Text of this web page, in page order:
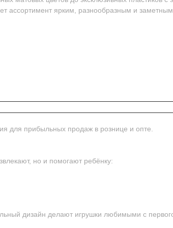
ассортимент ярким, разнообразным и заметным
для прибыльных продаж в рознице и опте.
но и помогают ребёнку:
дизайн делают игрушки любимыми с первого